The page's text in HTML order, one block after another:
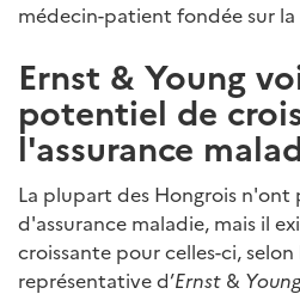
médecin-patient fondée sur
Ernst & Young
potentiel de
l'assurance
La plupart des Hongrois n'ont
d'assurance maladie, mais il
croissante pour celles-ci, selon
représentative d’Ernst &